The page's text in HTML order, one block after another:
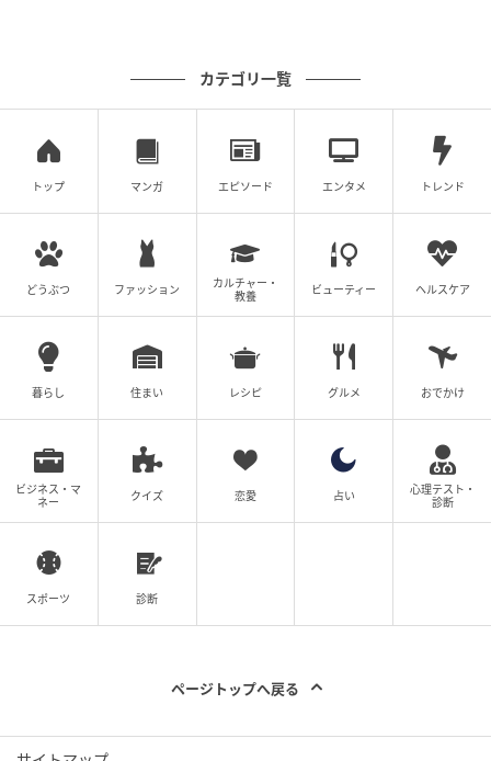
カテゴリ一覧
トップ マンガ エピソード エンタメ トレンド
どうぶつ ファッション
カルチャー・
教養
ビューティー ヘルスケア
暮らし 住まい レシピ グルメ おでかけ
ビジネス・マ
ネー
クイズ 恋愛 占い
心理テスト・
診断
スポーツ 診断
ページトップへ戻る